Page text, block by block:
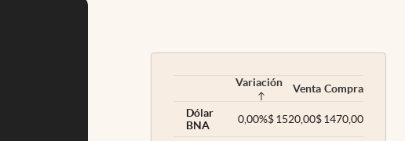
Variación Venta Compra
Dólar
BNA
0,00%$1520,00$1470,00